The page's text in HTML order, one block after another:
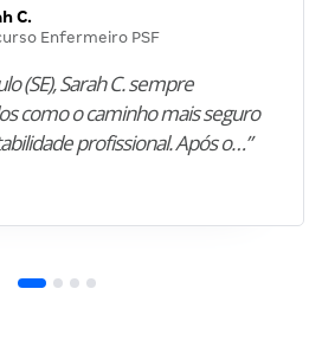
C.
Enfermeiro PSF
(SE), Sarah C. sempre
como o caminho mais seguro
profissional. Após o…”